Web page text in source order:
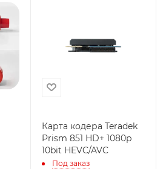
Карта кодера Teradek
Prism 851 HD+ 1080p
10bit HEVC/AVC
Под заказ